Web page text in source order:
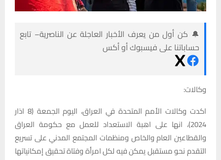
🔔 كن أول من يعرف الأخبار العاجلة عن الناصرية– تابع
حساباتنا على فيسبوك أو أكس
وكالات:
اكدت وكالات الأمم المتحدة في العراق، اليوم الجمعة (8 اذار
2024)، انها على اهبة الاستعداد للعمل مع حكومة العراق
والقطاعين العام والخاص ومنظمات المجتمع المدني على تسريع
التقدم نحو مستقبل يمكن فيه لكل امرأة وفتاة تحقيق إمكانياتها